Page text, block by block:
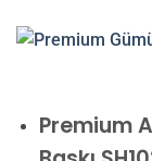
Premium